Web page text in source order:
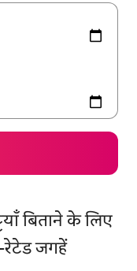
बिताने के लिए
रेटेड जगहें